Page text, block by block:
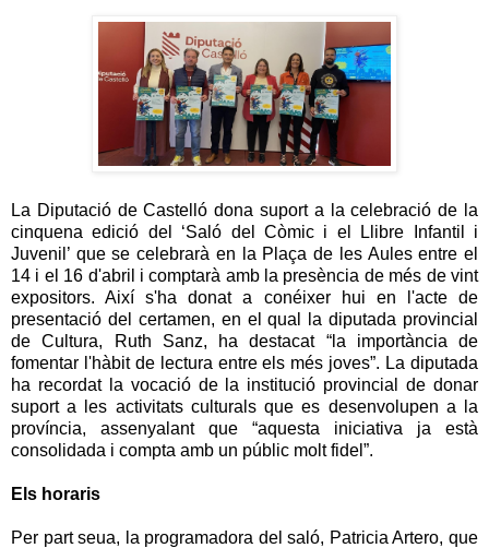
La Diputació de Castelló dona suport a la celebració de la
cinquena edició del ‘Saló del Còmic i el Llibre Infantil i
Juvenil’ que se celebrarà en la Plaça de les Aules entre el
14 i el 16 d'abril i comptarà amb la presència de més de vint
expositors. Així s'ha donat a conéixer hui en l'acte de
presentació del certamen, en el qual la diputada provincial
de Cultura, Ruth Sanz, ha destacat “la importància de
fomentar l'hàbit de lectura entre els més joves”. La diputada
ha recordat la vocació de la institució provincial de donar
suport a les activitats culturals que es desenvolupen a la
província, assenyalant que “aquesta iniciativa ja està
consolidada i compta amb un públic molt fidel”.
Els horaris
Per part seua, la programadora del saló, Patricia Artero, que